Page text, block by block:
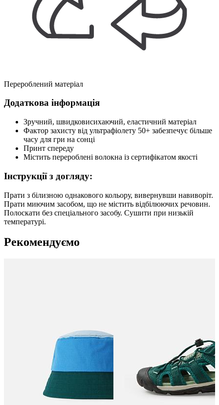
Перероблений матеріал
Додаткова інформація
Зручний, швидковисихаючий, еластичний матеріал
Фактор захисту від ультрафіолету 50+ забезпечує більше
часу для гри на сонці
Принт спереду
Містить перероблені волокна із сертифікатом якості
Інструкції з догляду:
Прати з білизною однакового кольору, вивернувши навиворіт.
Прати миючим засобом, що не містить відбілюючих речовин.
Полоскати без спеціального засобу. Сушити при низькій
температурі.
Рекомендуємо